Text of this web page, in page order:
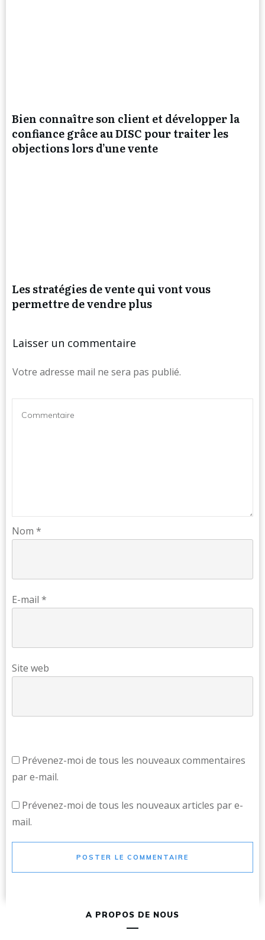
Bien connaître son client et développer la
confiance grâce au DISC pour traiter les
objections lors d’une vente
Les stratégies de vente qui vont vous
permettre de vendre plus
Laisser un commentaire
Votre adresse mail ne sera pas publié.
Nom *
E-mail *
Site web
Prévenez-moi de tous les nouveaux commentaires
par e-mail.
Prévenez-moi de tous les nouveaux articles par e-
mail.
POSTER LE COMMENTAIRE
A PROPOS DE NOUS